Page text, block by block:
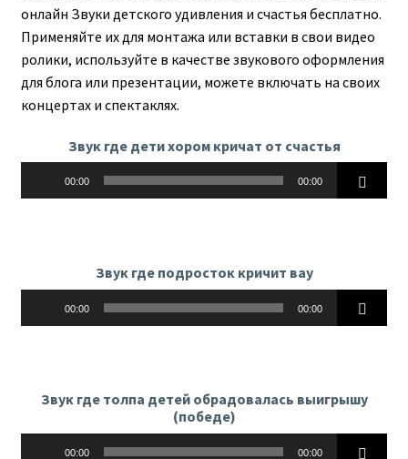
онлайн Звуки детского удивления и счастья бесплатно.
Применяйте их для монтажа или вставки в свои видео
ролики, используйте в качестве звукового оформления
для блога или презентации, можете включать на своих
концертах и спектаклях.
Звук где дети хором кричат от счастья
00:00 00:00
Звук где подросток кричит вау
00:00 00:00
Звук где толпа детей обрадовалась выигрышу
(победе)
00:00 00:00